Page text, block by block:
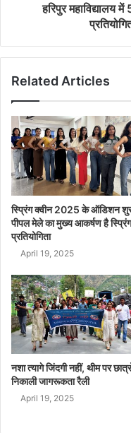
हरिपुर महाविद्यालय
Related Articles
स्प्रिंग क्वीन 2025 के ऑडिशन
पीपल मेले का मुख्य आकर्षण है
प्रतियोगिता
April 19, 2025
नशा त्यागे जिंदगी नहीं, थीम पर
निकाली जागरूकता रैली
April 19, 2025